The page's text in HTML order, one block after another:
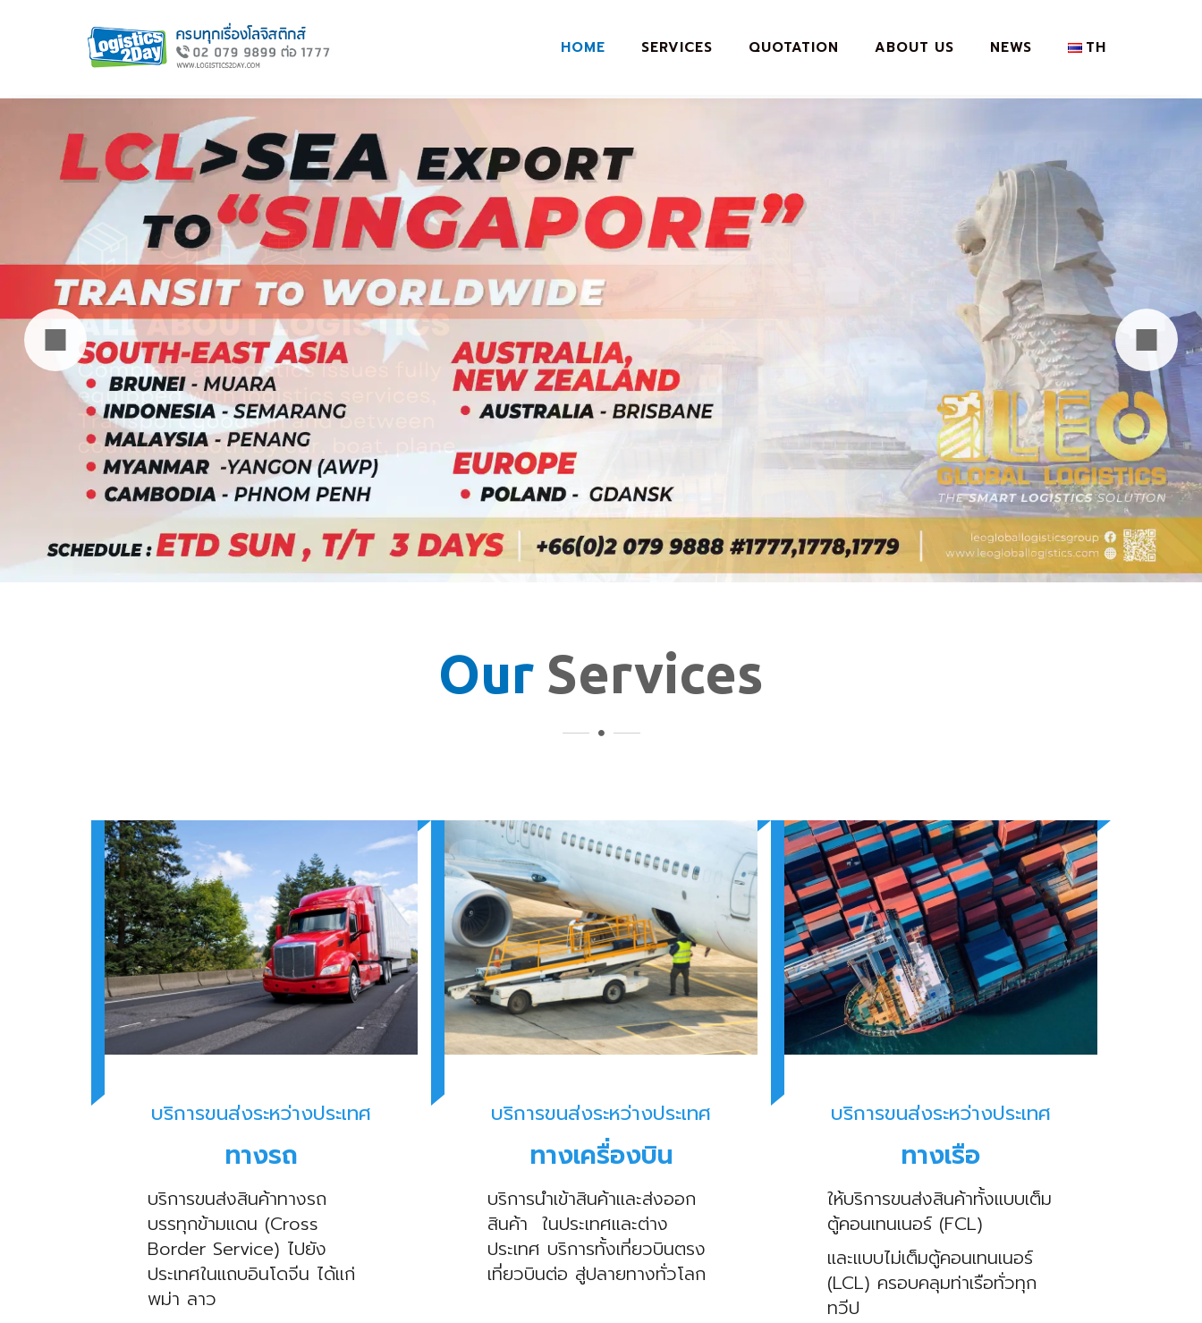
HOME SERVICES QUOTATION ABOUT US NEWS TH
Our Services
บริการขนส่งระหว่างประเทศ
ทางรถ
บริการขนส่งสินค้าทางรถ
บรรทุกข้ามแดน (Cross
Border Service) ไปยัง
ประเทศในแถบอินโดจีน ได้แก่
พม่า ลาว
บริการขนส่งระหว่างประเทศ
ทางเครื่องบิน
บริการนำเข้าสินค้าและส่งออก
สินค้า ในประเทศและต่าง
ประเทศ บริการทั้งเที่ยวบินตรง
เที่ยวบินต่อ สู่ปลายทางทั่วโลก
บริการขนส่งระหว่างประเทศ
ทางเรือ
ให้บริการขนส่งสินค้าทั้งแบบเต็ม
ตู้คอนเทนเนอร์ (FCL)
และแบบไม่เต็มตู้คอนเทนเนอร์
(LCL) ครอบคลุมท่าเรือทั่วทุก
ทวีป